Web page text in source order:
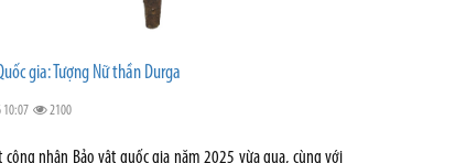
gia: Tượng Nữ thần Durga
10:07 2100
công nhận Bảo vật quốc gia năm 2025 vừa qua, cùng với